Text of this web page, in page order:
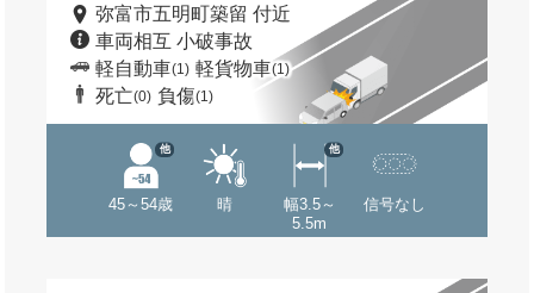
弥富市五明町築留 付近
車両相互 小破事故
軽自動車(1) 軽貨物車(1)
死亡(0) 負傷(1)
45～54歳
他
晴
幅3.5～
5.5m
他
信号なし